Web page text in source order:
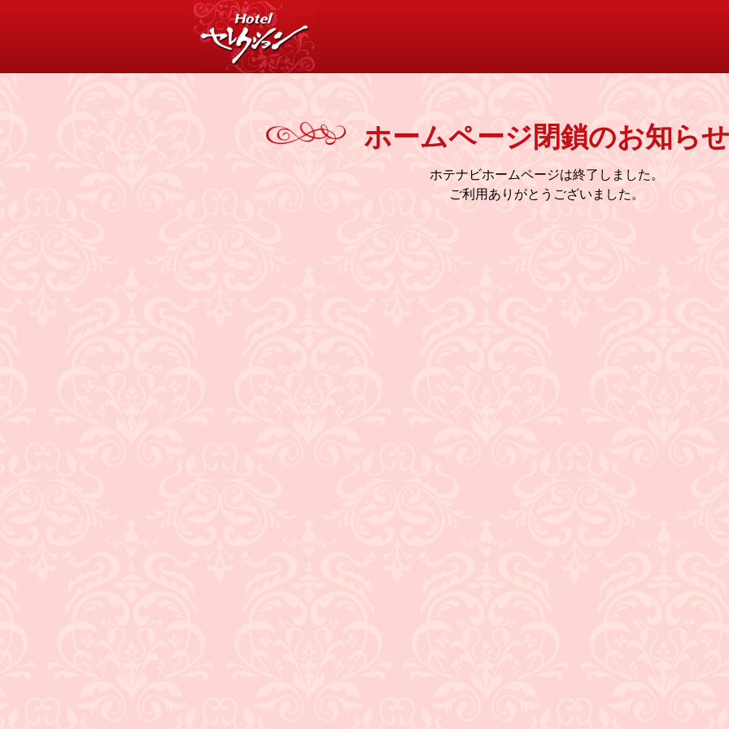
消費税について
ホームページ閉鎖のお知らせ
ホテナビホームページは終了しました。
ご利用ありがとうございました。